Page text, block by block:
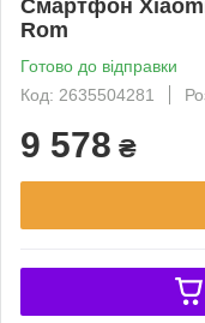
Смартфон
Rom
Готово до відправки
Код: 2635504281
9 578 ₴